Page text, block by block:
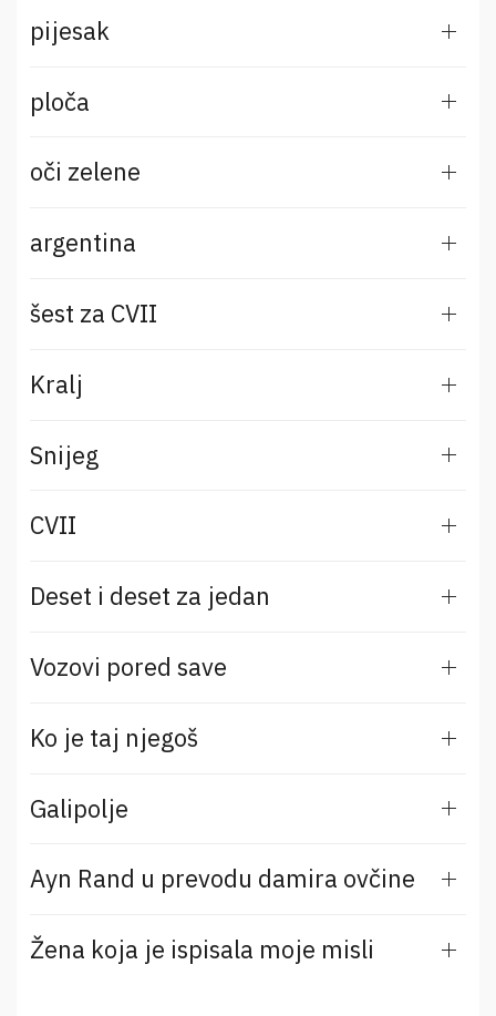
pijesak
ploča
oči zelene
argentina
šest za CVII
Kralj
Snijeg
CVII
Deset i deset za jedan
Vozovi pored save
Ko je taj njegoš
Galipolje
Ayn Rand u prevodu damira ovčine
Žena koja je ispisala moje misli